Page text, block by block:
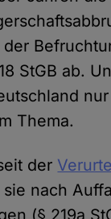
StGB ab.
Thema.
der
nach
(§ 219a